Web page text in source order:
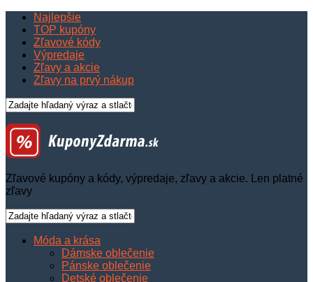
Najlepšie
TOP kupóny
Zľavové kódy
Výpredaje
Zľavy a akcie
Zľavy na prvý nákup
Zľavové kupóny a kódy, výpredaje, zľavy a akcie. Len platné
zľavy
Móda a krása
Dámske oblečenie
Pánske oblečenie
Detské oblečenie